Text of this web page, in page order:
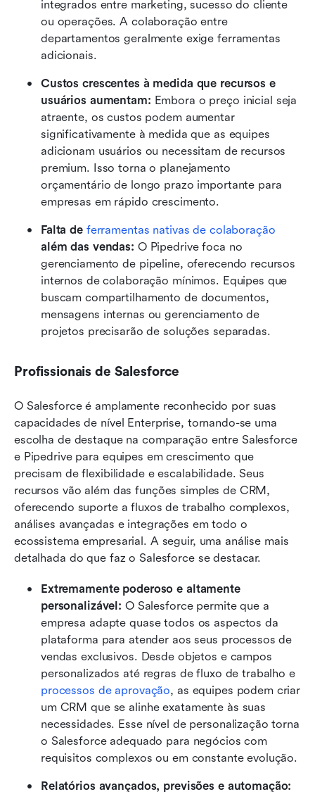
integrados entre marketing, sucesso do cliente
ou operações. A colaboração entre
departamentos geralmente exige ferramentas
adicionais.
Custos crescentes à medida que recursos e
usuários aumentam: Embora o preço inicial seja
atraente, os custos podem aumentar
significativamente à medida que as equipes
adicionam usuários ou necessitam de recursos
premium. Isso torna o planejamento
orçamentário de longo prazo importante para
empresas em rápido crescimento.
Falta de ferramentas nativas de colaboração
além das vendas: O Pipedrive foca no
gerenciamento de pipeline, oferecendo recursos
internos de colaboração mínimos. Equipes que
buscam compartilhamento de documentos,
mensagens internas ou gerenciamento de
projetos precisarão de soluções separadas.
Profissionais de Salesforce
O Salesforce é amplamente reconhecido por suas
capacidades de nível Enterprise, tornando-se uma
escolha de destaque na comparação entre Salesforce
e Pipedrive para equipes em crescimento que
precisam de flexibilidade e escalabilidade. Seus
recursos vão além das funções simples de CRM,
oferecendo suporte a fluxos de trabalho complexos,
análises avançadas e integrações em todo o
ecossistema empresarial. A seguir, uma análise mais
detalhada do que faz o Salesforce se destacar.
Extremamente poderoso e altamente
personalizável: O Salesforce permite que a
empresa adapte quase todos os aspectos da
plataforma para atender aos seus processos de
vendas exclusivos. Desde objetos e campos
personalizados até regras de fluxo de trabalho e
processos de aprovação, as equipes podem criar
um CRM que se alinhe exatamente às suas
necessidades. Esse nível de personalização torna
o Salesforce adequado para negócios com
requisitos complexos ou em constante evolução.